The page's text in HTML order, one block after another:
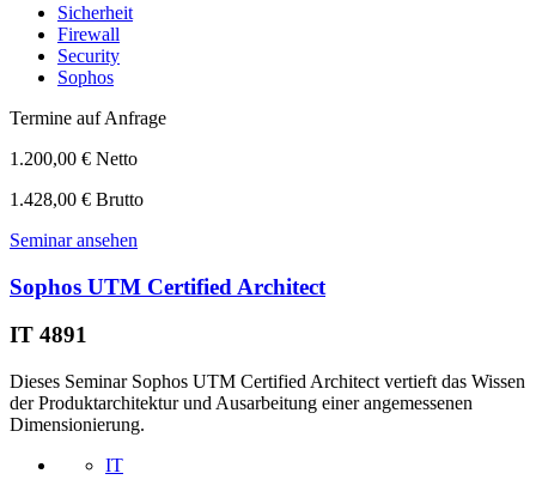
Sicherheit
Firewall
Security
Sophos
Termine auf Anfrage
1.200,00 € Netto
1.428,00 € Brutto
Seminar ansehen
Sophos UTM Certified Architect
IT 4891
Dieses Seminar Sophos UTM Certified Architect vertieft das Wissen
der Produktarchitektur und Ausarbeitung einer angemessenen
Dimensionierung.
IT